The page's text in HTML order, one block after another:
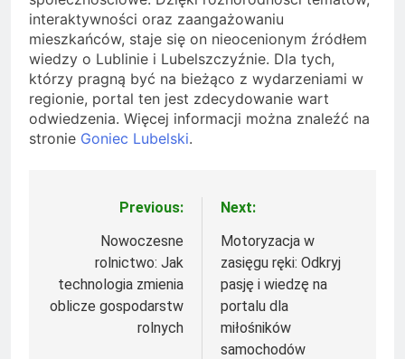
interaktywności oraz zaangażowaniu
mieszkańców, staje się on nieocenionym źródłem
wiedzy o Lublinie i Lubelszczyźnie. Dla tych,
którzy pragną być na bieżąco z wydarzeniami w
regionie, portal ten jest zdecydowanie wart
odwiedzenia. Więcej informacji można znaleźć na
stronie Goniec Lubelski.
Nawigacja
wpisu
Previous:
Nowoczesne
rolnictwo: Jak
technologia zmienia
oblicze gospodarstw
rolnych
Next:
Motoryzacja w
zasięgu ręki: Odkryj
pasję i wiedzę na
portalu dla
miłośników
samochodów